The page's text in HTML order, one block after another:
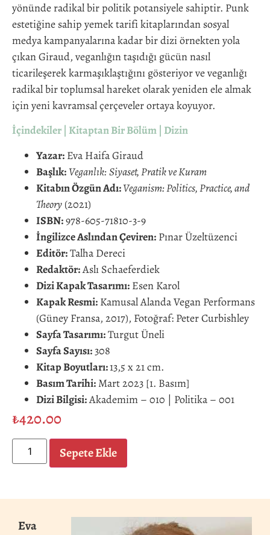
yönünde radikal bir politik potansiyele sahiptir. Punk
estetiğine sahip yemek tarifi kitaplarından sosyal
medya kampanyalarına kadar bir dizi örnekten yola
çıkan Giraud, veganlığın taşıdığı gücün nasıl
ticarileşerek karmaşıklaştığını gösteriyor ve veganlığı
radikal bir toplumsal hareket olarak yeniden ele almak
için yeni kavramsal çerçeveler ortaya koyuyor.
İçindekiler Kitaptan Bir Bölüm Dizin
Yazar: Eva Haifa Giraud
Başlık: Veganlık:Siyaset, Pratik ve Kuram
Kitabın Özgün Adı:Veganism: Politics, Practice, and
Theory (2021)
ISBN:978-605-71810-3-9
İngilizce Aslından Çeviren: Pınar Üzeltüzenci
Editör:Talha Dereci
Redaktör:Aslı Schaeferdiek
Dizi Kapak Tasarımı: Esen Karol
Kapak Resmi: Kamusal Alanda Vegan Performans
(Güney Fransa, 2017), Fotoğraf: Peter Curbishley
Sayfa Tasarımı:Turgut Üneli
Sayfa Sayısı:308
Kitap Boyutları:13,5 x 21 cm.
Basım Tarihi: Mart 2023 [1. Basım]
Dizi Bilgisi:Akademim – 010 | Politika – 001
₺420.00
Sepete Ekle
Eva